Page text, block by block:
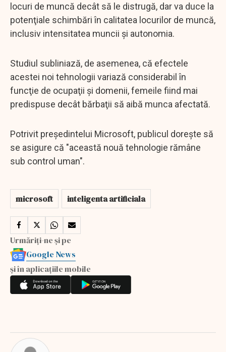
locuri de muncă decât să le distrugă, dar va duce la
potenţiale schimbări în calitatea locurilor de muncă,
inclusiv intensitatea muncii şi autonomia.
Studiul subliniază, de asemenea, că efectele
acestei noi tehnologii variază considerabil în
funcţie de ocupaţii şi domenii, femeile fiind mai
predispuse decât bărbaţii să aibă munca afectată.
Potrivit preşedintelui Microsoft, publicul doreşte să
se asigure că "această nouă tehnologie rămâne
sub control uman".
microsoft inteligenta artificiala
Urmăriți-ne și pe
Google News
și în aplicațiile mobile